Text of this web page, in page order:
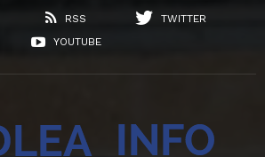
RSS
TWITTER
YOUTUBE